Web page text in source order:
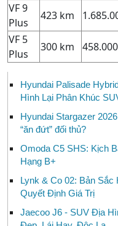
VF 9
Plus
423 km
VF 5
Plus
300 km
Hyundai Palisade
Hình Lại Phân Khúc
Hyundai Stargazer
“ăn đứt” đối thủ?
Omoda C5 SHS: Kịch
Hạng B+
Lynk & Co 02: Bản
Quyết Định Giá Trị
Jaecoo J6 - SUV Địa